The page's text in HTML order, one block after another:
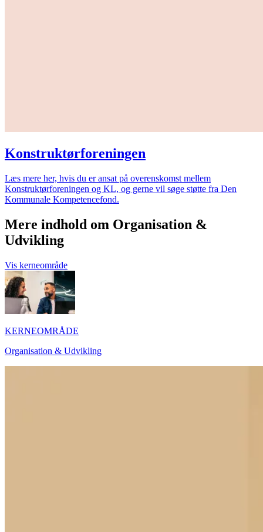
Konstruktørforeningen
Læs mere her, hvis du er ansat på overenskomst mellem
Konstruktørforeningen og KL, og gerne vil søge støtte fra Den
Kommunale Kompetencefond.
Mere indhold om Organisation &
Udvikling
Vis kerneområde
KERNEOMRÅDE
Organisation & Udvikling